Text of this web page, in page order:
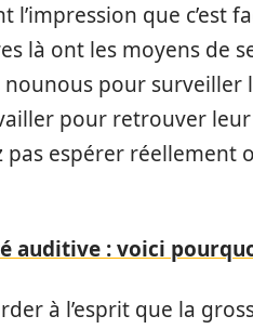
l’impression que c’est
là ont les moyens de
pour surveiller
pour retrouver
espérer réellement
auditive : voici
à l’esprit que la